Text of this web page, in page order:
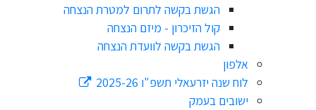
הגשת בקשה לתרום למטרת הנצחה
קול הזיכרון - מיזם הנצחה
הגשת בקשה לוועדת הנצחה
אלפון
לוח שנה יזרעאלי תשפ"ו 2025-26
ישובים בעמק